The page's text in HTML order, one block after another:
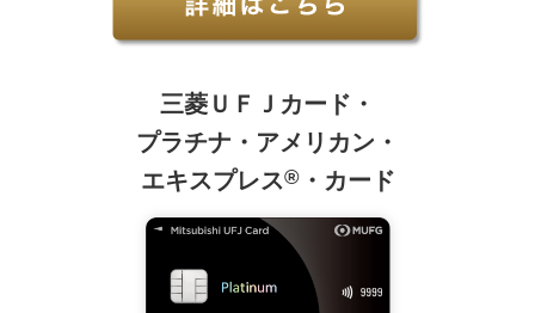
本条件は、下記サービスのご利用の翌々月16日以降
にポイント還元率へ反映されます。
月払い契約の場合
三菱ＵＦＪカードで「 Uber One 」のご利用があっ
た場合、条件達成となります。
①三菱ＵＦＪカードで「 Uber One （年払い契
約）」のご利用があった場合、条件達成となりま
三菱ＵＦＪカード・
プラチナ・アメリカン・
エキスプレス®・カード